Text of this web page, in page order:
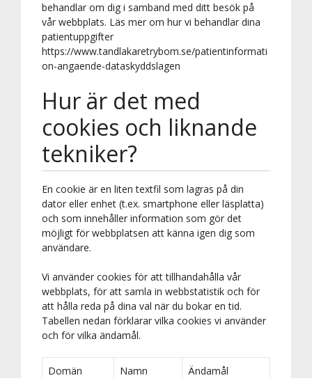
behandlar om dig i samband med ditt besök på
vår webbplats. Läs mer om hur vi behandlar dina
patientuppgifter
https://www.tandlakaretrybom.se/patientinformati
on-angaende-dataskyddslagen
Hur är det med
cookies och liknande
tekniker?
En cookie är en liten textfil som lagras på din
dator eller enhet (t.ex. smartphone eller läsplatta)
och som innehåller information som gör det
möjligt för webbplatsen att känna igen dig som
användare.
Vi använder cookies för att tillhandahålla vår
webbplats, för att samla in webbstatistik och för
att hålla reda på dina val när du bokar en tid.
Tabellen nedan förklarar vilka cookies vi använder
och för vilka ändamål.
Domän Namn Ändamål